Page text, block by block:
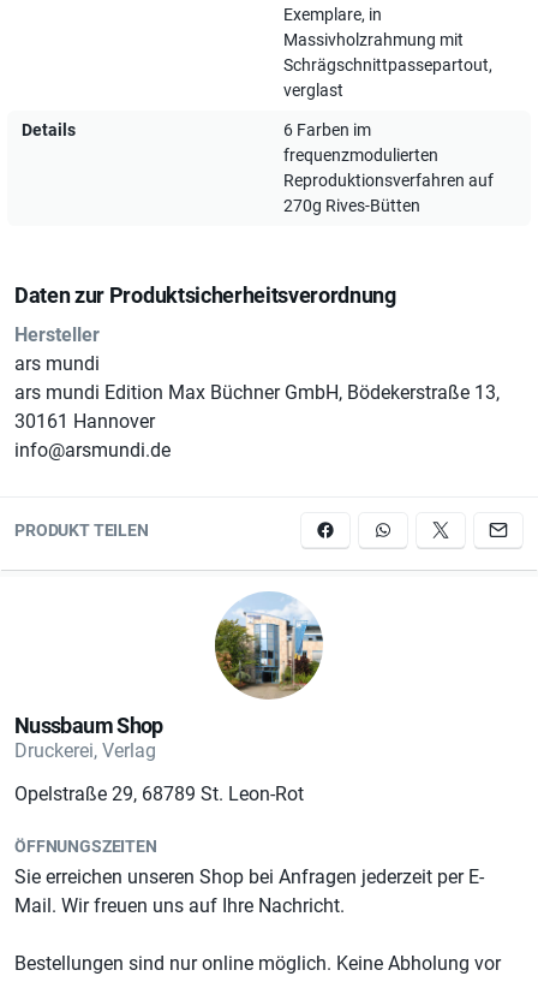
Diese exklusive Auflage ist auf nur 1000 Exemplare limitiert,
als einzigartiges Geschenk oder um Ihre eigene Sammlung
zu bereichern. Genießen Sie den Zauber Picassos in Ihrem
Zuhause und lassen Sie sich von seiner zeitlosen Schönheit
Exemplare, in
Massivholzrahmung mit
Schrägschnittpassepartout,
verglast
Details
6 Farben im
frequenzmodulierten
Reproduktionsverfahren auf
270g Rives-Bütten
Daten zur Produktsicherheitsverordnung
Hersteller
ars mundi
ars mundi Edition Max Büchner GmbH, Bödekerstraße 13,
30161 Hannover
info@arsmundi.de
PRODUKT TEILEN
Nussbaum Shop
Druckerei, Verlag
Opelstraße 29, 68789 St. Leon-Rot
ÖFFNUNGSZEITEN
Sie erreichen unseren Shop bei Anfragen jederzeit per E-
Mail. Wir freuen uns auf Ihre Nachricht.
Bestellungen sind nur online möglich. Keine Abholung vor